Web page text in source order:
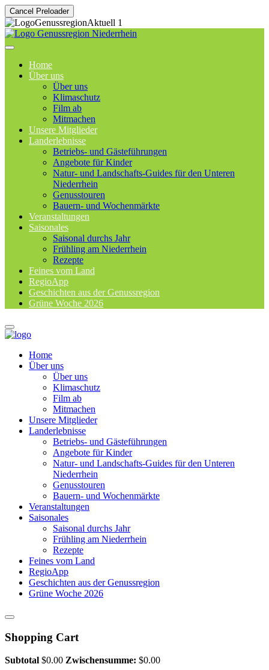
Cancel Preloader
Home
Über uns
Über uns
Klimaschutz
Film ab
Mitmachen
Unsere Mitglieder
Landerlebnisse
Betriebs- und Gästeführungen
Angebote für Kinder
Natur- und Landschafts-Guides für den Unteren
Niederrhein
Genusstouren
Bauern- und Wochenmärkte
Veranstaltungen
Saisonales
Saisonal durchs Jahr
Frühling am Niederrhein
Rezepte
Feines vom Land
RegioApp
Geschichten aus der Genussregion
Grüne Woche 2026
Home
Über uns
Über uns
Klimaschutz
Film ab
Mitmachen
Unsere Mitglieder
Landerlebnisse
Betriebs- und Gästeführungen
Angebote für Kinder
Natur- und Landschafts-Guides für den Unteren
Niederrhein
Genusstouren
Bauern- und Wochenmärkte
Veranstaltungen
Saisonales
Saisonal durchs Jahr
Frühling am Niederrhein
Rezepte
Feines vom Land
RegioApp
Geschichten aus der Genussregion
Grüne Woche 2026
Shopping Cart
Subtotal $0.00 Zwischensumme: $0.00